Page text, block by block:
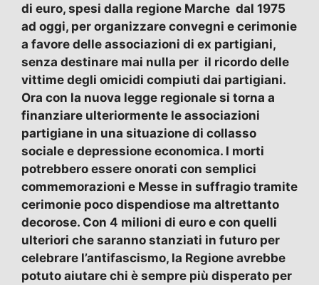
di euro, spesi dalla regione Marche dal 1975
ad oggi, per organizzare convegni e cerimonie
a favore delle associazioni di ex partigiani,
senza destinare mai nulla per il ricordo delle
vittime degli omicidi compiuti dai partigiani.
Ora con la nuova legge regionale si torna a
finanziare ulteriormente le associazioni
partigiane in una situazione di collasso
sociale e depressione economica. I morti
potrebbero essere onorati con semplici
commemorazioni e Messe in suffragio tramite
cerimonie poco dispendiose ma altrettanto
decorose. Con 4 milioni di euro e con quelli
ulteriori che saranno stanziati in futuro per
celebrare l’antifascismo, la Regione avrebbe
potuto aiutare chi è sempre più disperato per